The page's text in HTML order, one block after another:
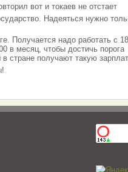
вот и токаев не отстает
Надеяться нужно
Получается надо работать с
в месяц, чтобы достичь порога
стране получают такую